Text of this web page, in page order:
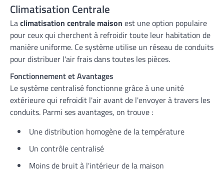
Climatisation Centrale
Laclimatisation centrale maison est une option populaire
pour ceux qui cherchent à refroidir toute leur habitation de
manière uniforme. Ce système utilise un réseau de conduits
pour distribuer l'air frais dans toutes les pièces.
Fonctionnement et Avantages
Le système centralisé fonctionne grâce à une unité
extérieure qui refroidit l'air avant de l'envoyer à travers les
conduits. Parmi ses avantages, on trouve :
Une distribution homogène de la température
Un contrôle centralisé
Moins de bruit à l'intérieur de la maison